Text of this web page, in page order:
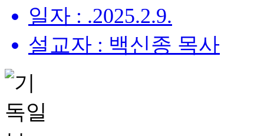
일자 : .2025.2.9.
설교자 : 백신종 목사